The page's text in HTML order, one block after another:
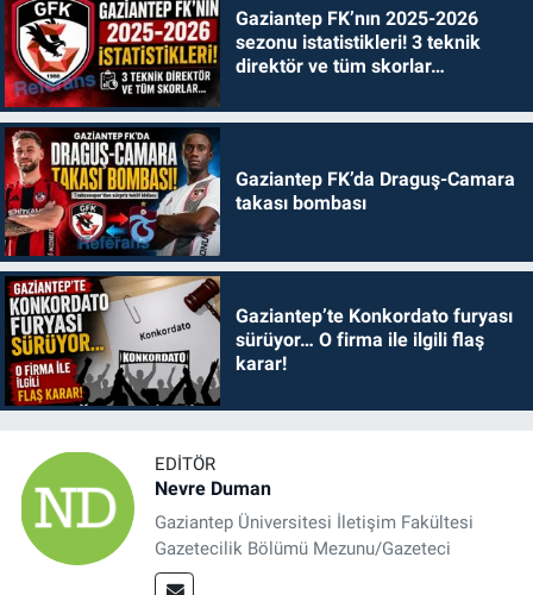
Gaziantep FK’nın 2025-2026
sezonu istatistikleri! 3 teknik
direktör ve tüm skorlar…
Gaziantep FK’da Draguş-Camara
takası bombası
Gaziantep’te Konkordato furyası
sürüyor… O firma ile ilgili flaş
karar!
EDITÖR
Nevre Duman
Gaziantep Üniversitesi İletişim Fakültesi
Gazetecilik Bölümü Mezunu/Gazeteci